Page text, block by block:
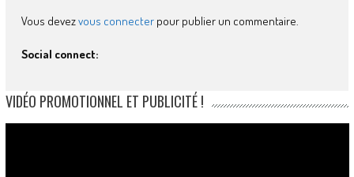
Vous devezvous connecterpour publier un commentaire.
Social connect:
VIDÉO PROMOTIONNEL ET PUBLICITÉ !